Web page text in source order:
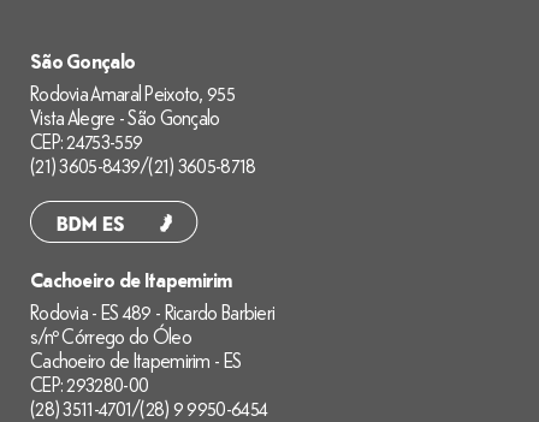
São Gonçalo
Rodovia Amaral Peixoto, 955
Vista Alegre - São Gonçalo
CEP: 24753-559
(21) 3605-8439/(21) 3605-8718
Cachoeiro de Itapemirim
Rodovia - ES 489 - Ricardo Barbieri
s/nº Córrego do Óleo
Cachoeiro de Itapemirim - ES
CEP: 293280-00
(28) 3511-4701/(28) 9 9950-6454